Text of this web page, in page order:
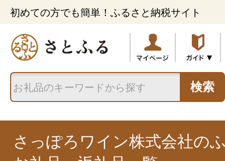
初めての方でも簡単！ふるさと納税サイト
検索
さっぽろワイン株式会社の